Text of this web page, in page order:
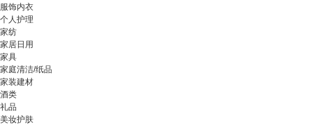
服饰内衣
个人护理
家纺
家居日用
家具
家庭清洁/纸品
家装建材
酒类
礼品
美妆护肤